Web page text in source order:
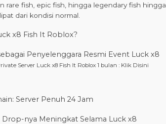
rare fish, epic fish, hingga legendary fish hingga
dari kondisi normal.
x8 Fish It Roblox?
Penyelenggara Resmi Event Luck x8
Server Luck x8 Fish It Roblox 1 bulan : Klik Disini
Server Penuh 24 Jam
Drop-nya Meningkat Selama Luck x8